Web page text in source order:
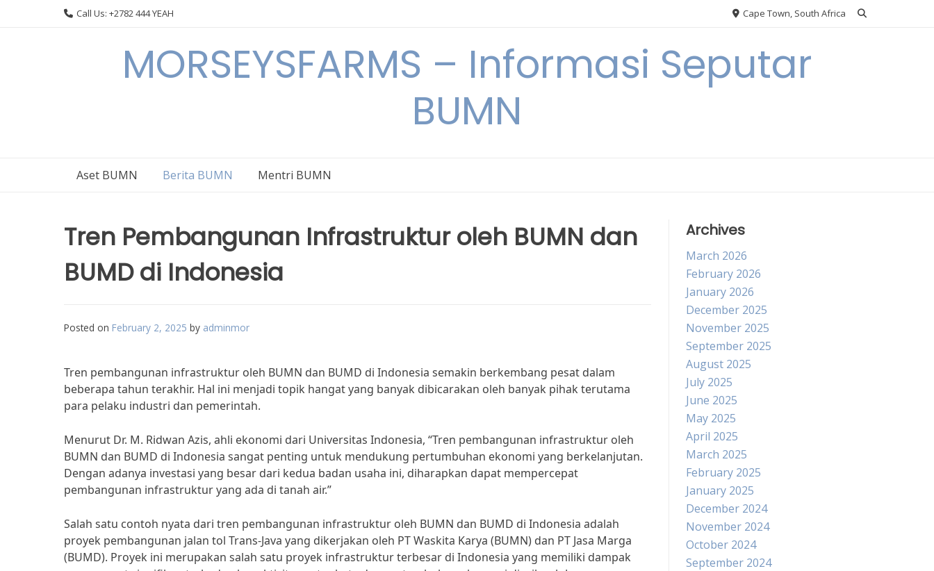
Call Us: +2782 444 YEAH Cape Town, South Africa
MORSEYSFARMS – Informasi Seputar
BUMN
Aset BUMN Berita BUMN Mentri BUMN
Tren Pembangunan Infrastruktur oleh BUMN dan
BUMD di Indonesia
Posted on February 2, 2025 by adminmor
Tren pembangunan infrastruktur oleh BUMN dan BUMD di Indonesia semakin berkembang pesat dalam
beberapa tahun terakhir. Hal ini menjadi topik hangat yang banyak dibicarakan oleh banyak pihak terutama
para pelaku industri dan pemerintah.
Menurut Dr. M. Ridwan Azis, ahli ekonomi dari Universitas Indonesia, “Tren pembangunan infrastruktur oleh
BUMN dan BUMD di Indonesia sangat penting untuk mendukung pertumbuhan ekonomi yang berkelanjutan.
Dengan adanya investasi yang besar dari kedua badan usaha ini, diharapkan dapat mempercepat
pembangunan infrastruktur yang ada di tanah air.”
Salah satu contoh nyata dari tren pembangunan infrastruktur oleh BUMN dan BUMD di Indonesia adalah
proyek pembangunan jalan tol Trans-Java yang dikerjakan oleh PT Waskita Karya (BUMN) dan PT Jasa Marga
(BUMD). Proyek ini merupakan salah satu proyek infrastruktur terbesar di Indonesia yang memiliki dampak
Archives
March 2026
February 2026
January 2026
December 2025
November 2025
September 2025
August 2025
July 2025
June 2025
May 2025
April 2025
March 2025
February 2025
January 2025
December 2024
November 2024
October 2024
September 2024